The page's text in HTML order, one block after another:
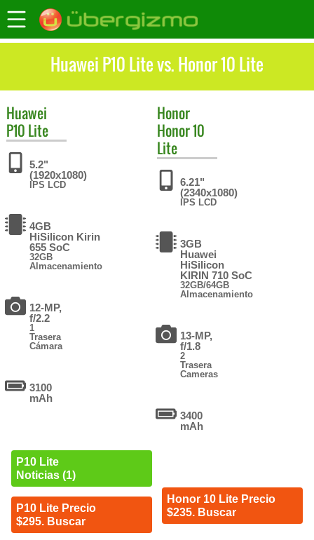
Huawei P10 Lite vs. Honor 10 Lite
Huawei
P10 Lite
5.2"
(1920x1080)
IPS LCD
4GB
HiSilicon Kirin
655 SoC
32GB
Almacenamiento
12-MP,
f/2.2
1
Trasera
Cámara
3100
mAh
P10 Lite
Noticias (1)
P10 Lite Precio
$295. Buscar
Honor
Honor 10
Lite
6.21"
(2340x1080)
IPS LCD
3GB
Huawei
HiSilicon
KIRIN 710 SoC
32GB/64GB
Almacenamiento
13-MP,
f/1.8
2
Trasera
Cameras
3400
mAh
Honor 10 Lite Precio
$235. Buscar